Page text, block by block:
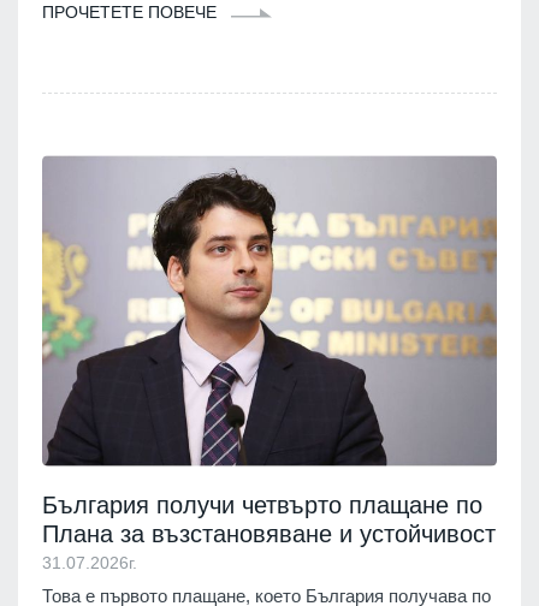
ПРОЧЕТЕТЕ ПОВЕЧЕ
България получи четвърто плащане по
Плана за възстановяване и устойчивост
31.07.2026г.
Това е първото плащане, което България получава по